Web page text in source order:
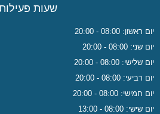
שעות
יום ראשון: 08:00 - 20:00
יום שני: 08:00 - 20:00
יום שלישי: 08:00 - 20:00
יום רביעי: 08:00 - 20:00
יום חמישי: 08:00 - 20:00
יום שישי: 08:00 - 13:00